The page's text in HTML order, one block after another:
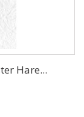
Hare...